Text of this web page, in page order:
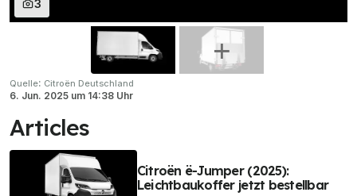
3
Quelle: Citroën Deutschland
6. Jun. 2025 um 14:38 Uhr
Articles
Citroën ë-Jumper (2025):
Leichtbaukoffer jetzt bestellbar